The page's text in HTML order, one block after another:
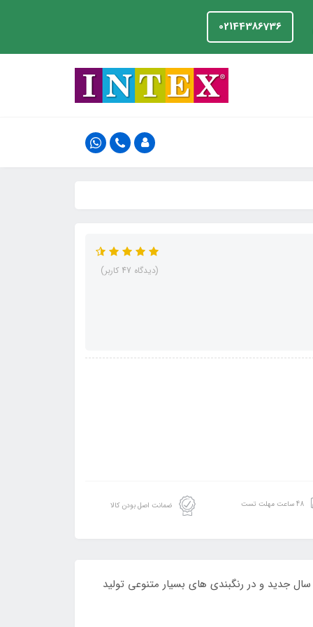
02144386736
(دیدگاه 47 کاربر)
48 ساعت مهلت تست ضمانت اصل بودن کالا
جدید و در رنگبندی های بسیار متنوعی تولید